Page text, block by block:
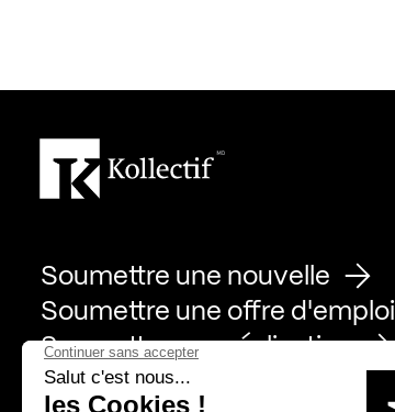
Soumettre une nouvelle
Soumettre une offre d'emploi
Soumettre une réalisation